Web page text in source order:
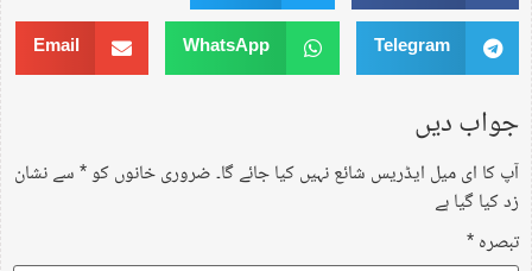
Telegram
WhatsApp
Email
جواب دیں
آپ کا ای میل ایڈریس شائع نہیں کیا جائے گا۔ضروری خانوں کو*سے نشان
زد کیا گیا ہے
تبصرہ*